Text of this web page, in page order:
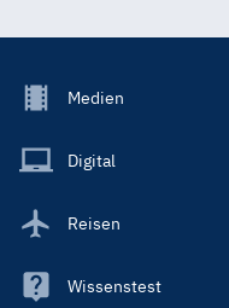
Footer
Main
Medien
Digital
Reisen
Wissenstest